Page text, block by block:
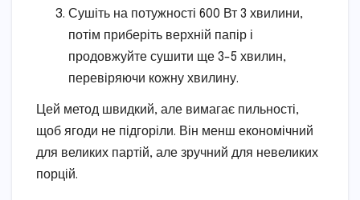
Сушіть на потужності 600 Вт 3 хвилини,
потім приберіть верхній папір і
продовжуйте сушити ще 3-5 хвилин,
перевіряючи кожну хвилину.
Цей метод швидкий, але вимагає пильності,
щоб ягоди не підгоріли. Він менш економічний
для великих партій, але зручний для невеликих
порцій.